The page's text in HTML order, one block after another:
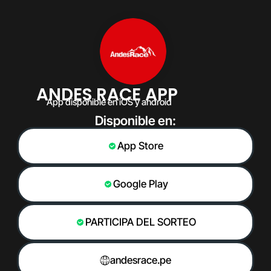
ANDES RACE APP
App disponible en iOS y android
Disponible en:
App Store
Google Play
PARTICIPA DEL SORTEO
andesrace.pe